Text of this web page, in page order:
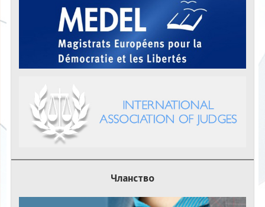
Чланство